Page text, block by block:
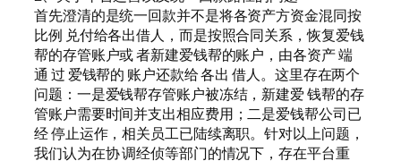
首先澄清的是统一回款并不是将各资产方资金混同按
比例 兑付给各出借人，而是按照合同关系，恢复爱钱
帮的存管账户或 者新建爱钱帮的账户，由各资产 端
通 过 爱钱帮的 账户还款给 各出 借人。这里存在两个
问题：一是爱钱帮存管账户被冻结，新建爱 钱帮的存
管账户需要时间并支出相应费用；二是爱钱帮公司已
经 停止运作，相关员工已陆续离职。针对以上问题，
我们认为在协 调经侦等部门的情况下，存在平台重